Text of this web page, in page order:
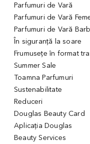
Parfumuri de Vară
Parfumuri de Vară
Parfumuri de Vară
În siguranță la soare
Frumusețe în format
Summer Sale
Toamna Parfumuri
Sustenabilitate
Reduceri
Douglas Beauty Card
Aplicația Douglas
Beauty Services